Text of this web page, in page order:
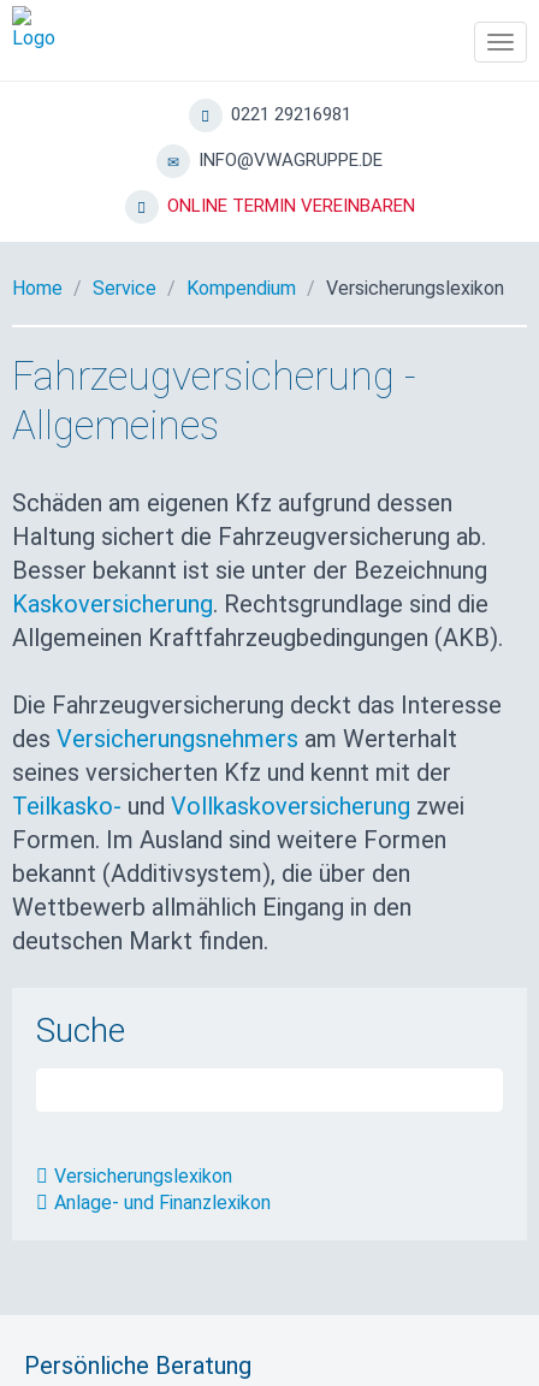
0221 29216981
INFO@VWAGRUPPE.DE
ONLINE TERMIN VEREINBAREN
Home Service Kompendium Versicherungslexikon
Fahrzeugversicherung -
Allgemeines
Schäden am eigenen Kfz aufgrund dessen
Haltung sichert die Fahrzeugversicherung ab.
Besser bekannt ist sie unter der Bezeichnung
Kaskoversicherung. Rechtsgrundlage sind die
Allgemeinen Kraftfahrzeugbedingungen (AKB).
Die Fahrzeugversicherung deckt das Interesse
des Versicherungsnehmers am Werterhalt
seines versicherten Kfz und kennt mit der
Teilkasko- und Vollkaskoversicherung zwei
Formen. Im Ausland sind weitere Formen
bekannt (Additivsystem), die über den
Wettbewerb allmählich Eingang in den
deutschen Markt finden.
Suche
Versicherungslexikon
Anlage- und Finanzlexikon
Persönliche Beratung